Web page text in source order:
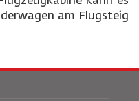
am Flugsteig